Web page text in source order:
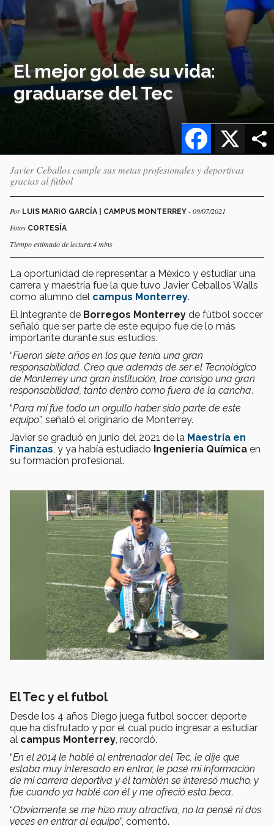
El mejor gol de su vida:
graduarse del Tec
X
Facebook
Javier Ceballos cumple sus metas profesionales y deportivas
gracias al fútbol
Por LUIS MARIO GARCÍA | CAMPUS MONTERREY - 09/07/2021
Fotos CORTESÍA
Tiempo estimado de lectura:4 mins
La oportunidad de representar a México y estudiar una
carrera y maestría fue la que tuvo Javier Ceballos Walls
como alumno del campus Monterrey.
El integrante de Borregos Monterrey de fútbol soccer
señaló que ser parte de este equipo fue de lo más
importante durante sus estudios.
“Fueron siete años en los que tenía una gran
responsabilidad. Creo que además de ser el Tecnológico
de Monterrey una gran institución, trae consigo una gran
responsabilidad, tanto dentro como fuera de la cancha.
“Para mí fue todo un orgullo haber sido parte de este
equipo”, señaló el originario de Monterrey.
Javier se graduó en junio del 2021 de la Maestría en
Finanzas , y ya había estudiado Ingeniería Química en
su formación profesional.
El Tec y el futbol
Desde los 4 años Diego juega futbol soccer, deporte
que ha disfrutado y por el cual pudo ingresar a estudiar
al campus Monterrey, recordó.
“En el 2014 le hablé al entrenador del Tec, le dije que
estaba muy interesado en entrar, le pasé mi información
de mi carrera deportiva y él también se interesó mucho, y
fue cuando ya hablé con él y me ofreció esta beca.
“Obviamente se me hizo muy atractiva, no la pensé ni dos
veces en entrar al equipo”, comentó.